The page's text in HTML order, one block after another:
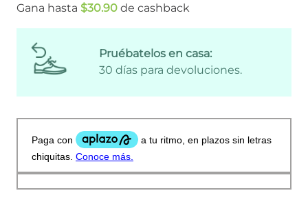
Gana hasta $30.90 de cashback
Pruébatelos en casa:
30 días para devoluciones.